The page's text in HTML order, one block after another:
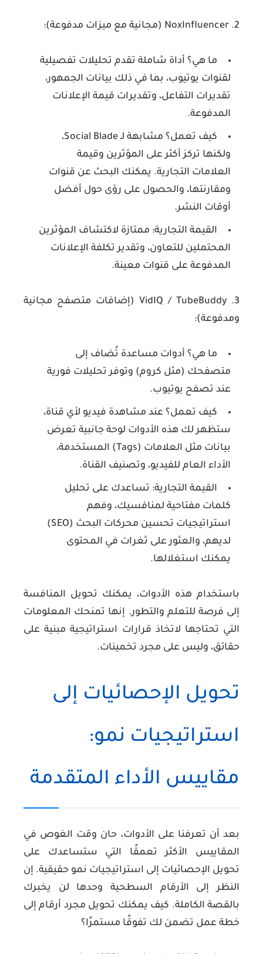
2. NoxInfluencer (مجانية مع ميزات مدفوعة):
ما هي؟ أداة شاملة تقدم تحليلات تفصيلية
لقنوات يوتيوب، بما في ذلك بيانات الجمهور،
تقديرات التفاعل، وتقديرات قيمة الإعلانات
المدفوعة.
كيف تعمل؟
مشابهة لـ Social Blade،
ولكنها تركز أكثر على المؤثرين وقيمة
العلامات التجارية. يمكنك البحث عن قنوات
ومقارنتها، والحصول على رؤى حول أفضل
أوقات النشر.
القيمة التجارية: ممتازة لاكتشاف المؤثرين
المحتملين للتعاون، وتقدير تكلفة الإعلانات
المدفوعة على قنوات معينة.
3. VidIQ / TubeBuddy (إضافات متصفح مجانية
ومدفوعة):
ما هي؟ أدوات مساعدة تُضاف إلى
متصفحك (مثل كروم) وتوفر تحليلات فورية
عند تصفح يوتيوب.
كيف تعمل؟ عند مشاهدة فيديو لأي قناة،
ستظهر لك هذه الأدوات لوحة جانبية تعرض
بيانات مثل العلامات (Tags) المستخدمة،
الأداء العام للفيديو، وتصنيف القناة.
القيمة التجارية: تساعدك على تحليل
كلمات مفتاحية لمنافسيك، وفهم
استراتيجيات تحسين محركات البحث (SEO)
لديهم، والعثور على ثغرات في المحتوى
يمكنك استغلالها.
باستخدام هذه الأدوات، يمكنك تحويل المنافسة
إلى فرصة للتعلم والتطور. إنها تمنحك المعلومات
التي تحتاجها لاتخاذ قرارات استراتيجية مبنية على
حقائق، وليس على مجرد تخمينات.
تحويل الإحصائيات إلى
استراتيجيات نمو:
مقاييس الأداء المتقدمة
بعد أن تعرفنا على الأدوات، حان وقت الغوص في
المقاييس الأكثر تعمقًا التي ستساعدك على
تحويل الإحصائيات إلى استراتيجيات نمو حقيقية. إن
النظر إلى الأرقام السطحية وحدها لن يخبرك
بالقصة الكاملة. كيف يمكنك تحويل مجرد أرقام إلى
خطة عمل تضمن لك تفوقًا مستمرًا؟